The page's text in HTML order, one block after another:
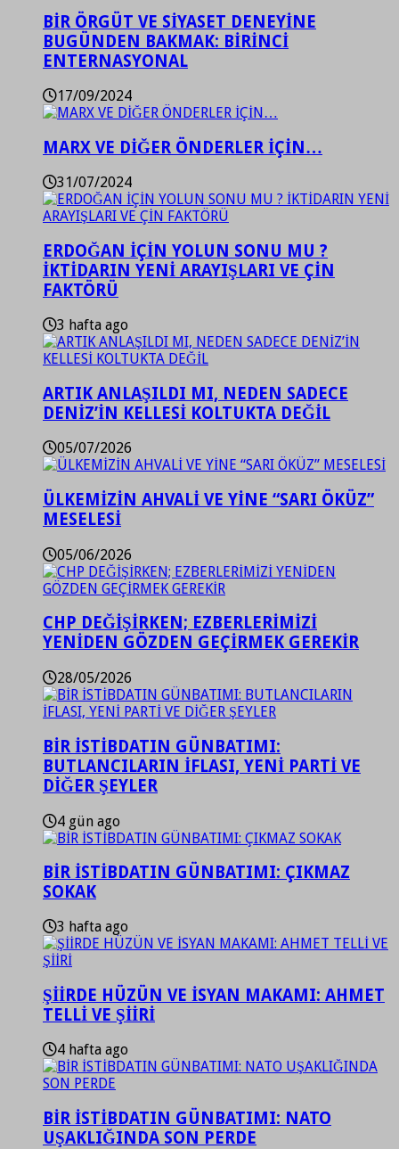
BİR ÖRGÜT VE SİYASET DENEYİNE
BUGÜNDEN BAKMAK: BİRİNCİ
ENTERNASYONAL
17/09/2024
MARX VE DİĞER ÖNDERLER İÇİN…
31/07/2024
ERDOĞAN İÇİN YOLUN SONU MU ?
İKTİDARIN YENİ ARAYIŞLARI VE ÇİN
FAKTÖRÜ
3 hafta ago
ARTIK ANLAŞILDI MI, NEDEN SADECE
DENİZ’İN KELLESİ KOLTUKTA DEĞİL
05/07/2026
ÜLKEMİZİN AHVALİ VE YİNE “SARI ÖKÜZ”
MESELESİ
05/06/2026
CHP DEĞİŞİRKEN; EZBERLERİMİZİ
YENİDEN GÖZDEN GEÇİRMEK GEREKİR
28/05/2026
BİR İSTİBDATIN GÜNBATIMI:
BUTLANCILARIN İFLASI, YENİ PARTİ VE
DİĞER ŞEYLER
4 gün ago
BİR İSTİBDATIN GÜNBATIMI: ÇIKMAZ
SOKAK
3 hafta ago
ŞİİRDE HÜZÜN VE İSYAN MAKAMI: AHMET
TELLİ VE ŞİİRİ
4 hafta ago
BİR İSTİBDATIN GÜNBATIMI: NATO
UŞAKLIĞINDA SON PERDE